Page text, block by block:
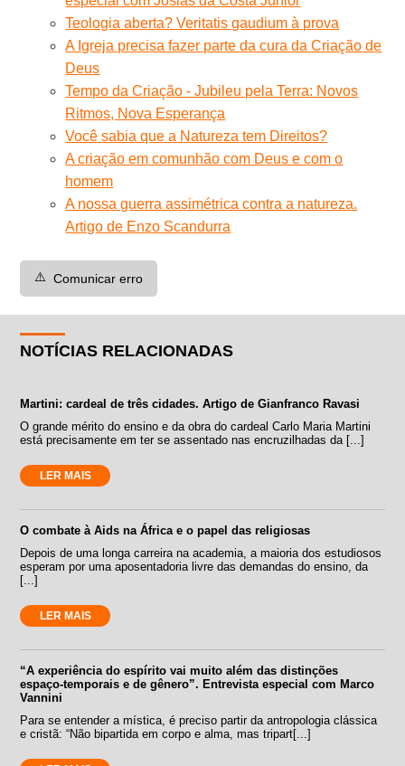
Teologia aberta? Veritatis gaudium à prova
A Igreja precisa fazer parte da cura da Criação de
Deus
Tempo da Criação - Jubileu pela Terra: Novos
Ritmos, Nova Esperança
Você sabia que a Natureza tem Direitos?
A criação em comunhão com Deus e com o
homem
A nossa guerra assimétrica contra a natureza.
Artigo de Enzo Scandurra
⚠️ Comunicar erro
NOTÍCIAS RELACIONADAS
Martini: cardeal de três cidades. Artigo de Gianfranco Ravasi
O grande mérito do ensino e da obra do cardeal Carlo Maria Martini
está precisamente em ter se assentado nas encruzilhadas da [...]
LER MAIS
O combate à Aids na África e o papel das religiosas
Depois de uma longa carreira na academia, a maioria dos estudiosos
esperam por uma aposentadoria livre das demandas do ensino, da
[...]
LER MAIS
“A experiência do espírito vai muito além das distinções
espaço-temporais e de gênero”. Entrevista especial com Marco
Vannini
Para se entender a mística, é preciso partir da antropologia clássica
e cristã: “Não bipartida em corpo e alma, mas tripart[...]